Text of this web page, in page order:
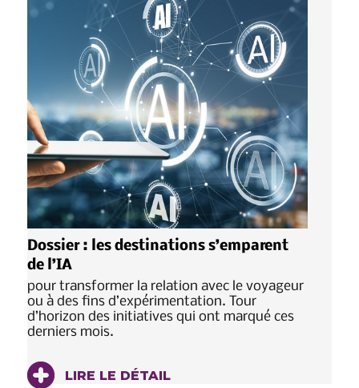
Dossier : les destinations s’emparent
de l’IA
pour transformer la relation avec le voyageur
ou à des fins d’expérimentation. Tour
d’horizon des initiatives qui ont marqué ces
derniers mois.
LIRE LE DÉTAIL